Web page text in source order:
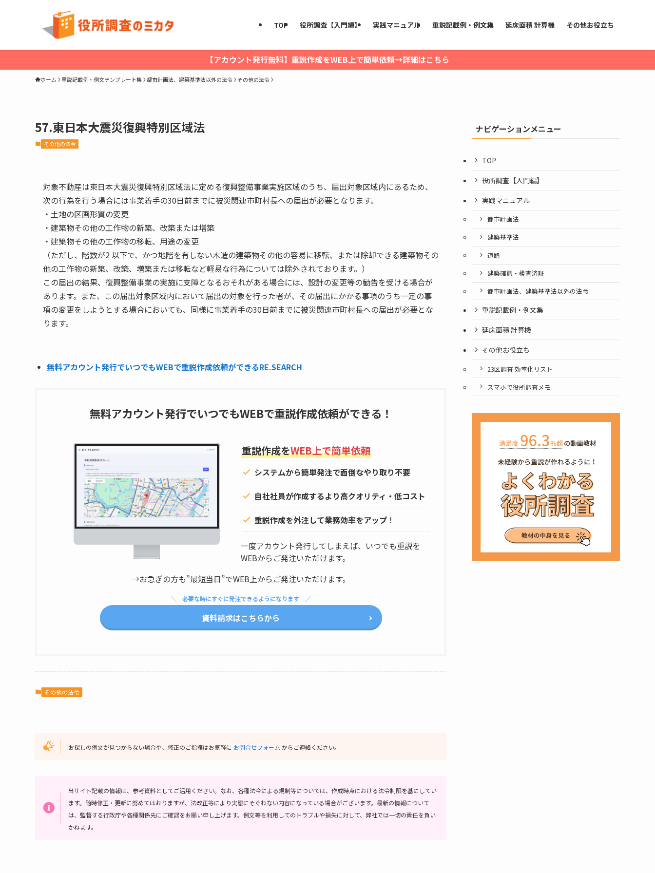
TOP 役所調査【入門編】 実践マニュアル 重説記載例・例文集 延床面積 計算機 その他お役立ち
【アカウント発行無料】重説作成をWEB上で簡単依頼→詳細はこちら
ホーム 重説記載例・例文テンプレート集 都市計画法、建築基準法以外の法令 その他の法令
57.東日本大震災復興特別区域法
その他の法令
対象不動産は東日本大震災復興特別区域法に定める復興整備事業実施区域のうち、届出対象区域内にあるため、
次の行為を行う場合には事業着手の30日前までに被災関連市町村長への届出が必要となります。
・土地の区画形質の変更
・建築物その他の工作物の新築、改築または増築
・建築物その他の工作物の移転、用途の変更
（ただし、階数が2 以下で、かつ地階を有しない木造の建築物その他の容易に移転、または除却できる建築物その
他の工作物の新築、改築、増築または移転など軽易な行為については除外されております。）
この届出の結果、復興整備事業の実施に支障となるおそれがある場合には、設計の変更等の勧告を受ける場合が
あります。また、この届出対象区域内において届出の対象を行った者が、その届出にかかる事項のうち一定の事
項の変更をしようとする場合においても、同様に事業着手の30日前までに被災関連市町村長への届出が必要とな
ります。
無料アカウント発行でいつでもWEBで重説作成依頼ができるRE.SEARCH
無料アカウント発行でいつでもWEBで重説作成依頼ができる！
重説作成をWEB上で簡単依頼
システムから簡単発注で面倒なやり取り不要
自社社員が作成するより高クオリティ・低コスト
重説作成を外注して業務効率をアップ ！
一度アカウント発行してしまえば、いつでも重説を
WEBからご発注いただけます。
→お急ぎの方も”最短当日”でWEB上からご発注いただけます。
必要な時にすぐに発注できるようになります
資料請求はこちらから
その他の法令
お探しの例文が見つからない場合や、修正のご指摘はお気軽に お問合せフォーム からご連絡ください。
当サイト記載の情報は、参考資料としてご活用ください。 なお、各種法令による規制等については、作成時点における法令制限を基にしてい
ます。随時修正・更新に努めてはおりますが、法改正等により実態にそぐわない内容になっている場合がございます。最新の情報について
は、監督する行政庁や各種関係先にご確認をお願い申し上げます。 例文等を利用してのトラブルや損失に対して、弊社では一切の責任を負い
かねます。
ナビゲーションメニュー
TOP
役所調査【入門編】
実践マニュアル
都市計画法
建築基準法
道路
建築確認・検査済証
都市計画法、建築基準法以外の法令
重説記載例・例文集
延床面積 計算機
その他お役立ち
23区調査 効率化リスト
スマホで役所調査メモ